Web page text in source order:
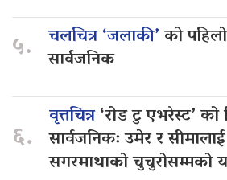
५. चलचित्र ‘जलाकी’को
सार्वजनिक
६.
वृत्तचित्र‘रोड टु एभरेस्ट’ को
सार्वजनिक: उमेर र
सगरमाथाको चुचुरोसम्मको